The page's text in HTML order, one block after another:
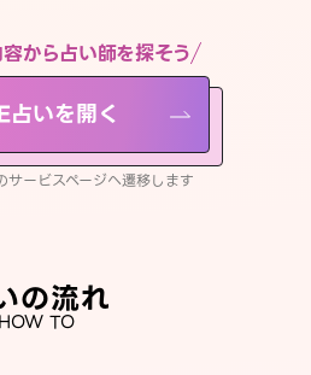
から占い師を探そう
いを開く
ービスページへ遷移します
の流れ
HOW TO